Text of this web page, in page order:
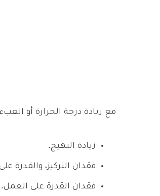
مع زيادة درجة الحرارة أو
زيادة التهيج.
فقدان التركيز، والقدرة
فقدان القدرة على العمل.